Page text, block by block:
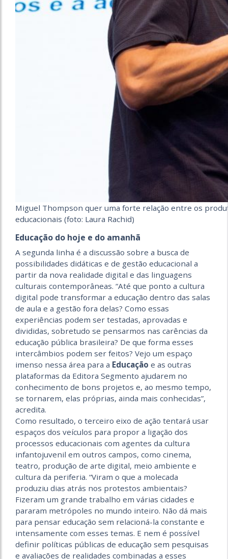
Miguel Thompson quer uma forte relação entre os
educacionais (foto: Laura Rachid)
Educação do hoje e do amanhã
A segunda linha é a discussão sobre a busca de
possibilidades didáticas e de gestão educacional a
partir da nova realidade digital e das linguagens
culturais contemporâneas. “Até que ponto a cultura
digital pode transformar a educação dentro das salas
de aula e a gestão fora delas? Como essas
experiências podem ser testadas, aprovadas e
divididas, sobretudo se pensarmos nas carências da
educação pública brasileira? De que forma esses
intercâmbios podem ser feitos? Vejo um espaço
imenso nessa área para a Educação e as outras
plataformas da Editora Segmento ajudarem no
conhecimento de bons projetos e, ao mesmo tempo,
se tornarem, elas próprias, ainda mais conhecidas”,
acredita.
Como resultado, o terceiro eixo de ação tentará usar
espaços dos veículos para propor a ligação dos
processos educacionais com agentes da cultura
infantojuvenil em outros campos, como cinema,
teatro, produção de arte digital, meio ambiente e
cultura da periferia. “Viram o que a molecada
produziu dias atrás nos protestos ambientais?
Fizeram um grande trabalho em várias cidades e
pararam metrópoles no mundo inteiro. Não dá mais
para pensar educação sem relacioná-la constante e
intensamente com esses temas. E nem é possível
definir políticas públicas de educação sem pesquisas
e avaliações de realidades combinadas a esses